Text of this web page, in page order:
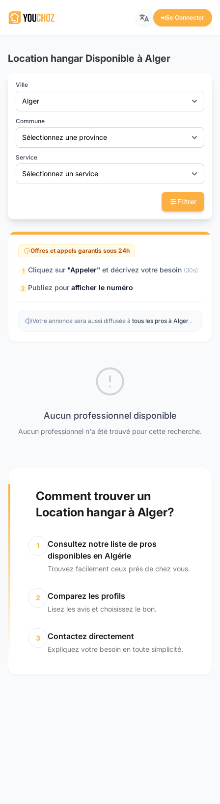
Se Connecter
Location hangar Disponible à Alger
Ville
Alger
Commune
Sélectionnez une province
Service
Sélectionnez un service
Filtrer
Offres et appels garantis sous 24h
1 Cliquez sur "Appeler" et décrivez votre besoin (30s)
2 Publiez pour afficher le numéro
Votre annonce sera aussi diffusée à tous les pros à Alger .
Aucun professionnel disponible
Aucun professionnel n'a été trouvé pour cette recherche.
Comment trouver un
Location hangar à Alger?
1
Consultez notre liste de pros
disponibles en Algérie
Trouvez facilement ceux près de chez vous.
2 Comparez les profils
Lisez les avis et choisissez le bon.
3 Contactez directement
Expliquez votre besoin en toute simplicité.